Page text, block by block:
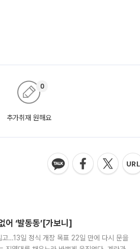
추가취재 원해요
0
‘발동동’[가보니]
…13일 정식 개장 목표 22일 만에 다시 문을